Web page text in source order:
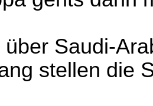
über Saudi-
stellen die